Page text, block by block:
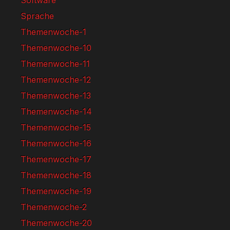
Sprache
Themenwoche-1
Themenwoche-10
Themenwoche-11
Themenwoche-12
Themenwoche-13
Themenwoche-14
Themenwoche-15
Themenwoche-16
Themenwoche-17
Themenwoche-18
Themenwoche-19
Themenwoche-2
Themenwoche-20